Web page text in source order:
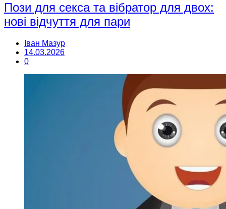
Пози для секса та вібратор для двох:
нові відчуття для пари
Іван Мазур
14.03.2026
0